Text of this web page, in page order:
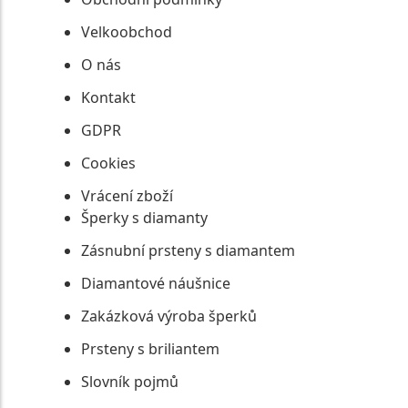
Velkoobchod
O nás
Kontakt
GDPR
Cookies
Vrácení zboží
Šperky s diamanty
Zásnubní prsteny s diamantem
Diamantové náušnice
Zakázková výroba šperků
Prsteny s briliantem
Slovník pojmů